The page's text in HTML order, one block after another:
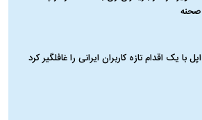
صحنه
اپل با یک اقدام تازه کاربران ایرانی را غافلگیر کرد